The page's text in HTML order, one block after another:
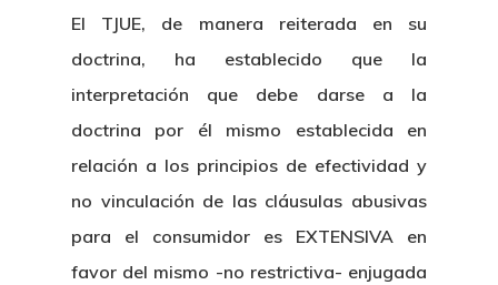
El TJUE, de manera reiterada en su
doctrina, ha establecido que la
interpretación que debe darse a la
doctrina por él mismo establecida en
relación a los principios de efectividad y
no vinculación de las cláusulas abusivas
para el consumidor es EXTENSIVA en
favor del mismo -no restrictiva- enjugada